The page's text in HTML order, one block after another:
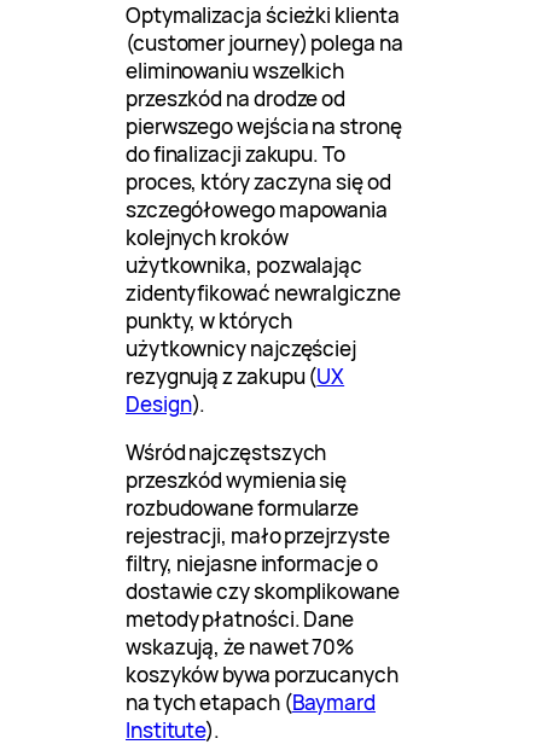
Optymalizacja ścieżki klienta
(customer journey) polega na
eliminowaniu wszelkich
przeszkód na drodze od
pierwszego wejścia na stronę
do finalizacji zakupu. To
proces, który zaczyna się od
szczegółowego mapowania
kolejnych kroków
użytkownika, pozwalając
zidentyfikować newralgiczne
punkty, w których
użytkownicy najczęściej
rezygnują z zakupu (UX
Design).
Wśród najczęstszych
przeszkód wymienia się
rozbudowane formularze
rejestracji, mało przejrzyste
filtry, niejasne informacje o
dostawie czy skomplikowane
metody płatności. Dane
wskazują, że nawet 70%
koszyków bywa porzucanych
na tych etapach (Baymard
Institute).